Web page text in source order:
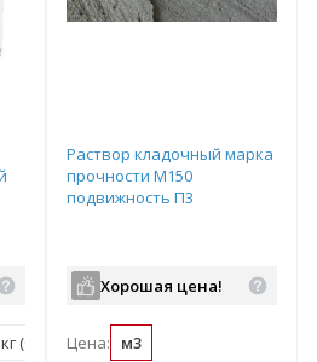
кг (0.03 мешок)
Раствор кладочный марка
прочности М150
подвижность П3
Хорошая цена!
Цена: м3